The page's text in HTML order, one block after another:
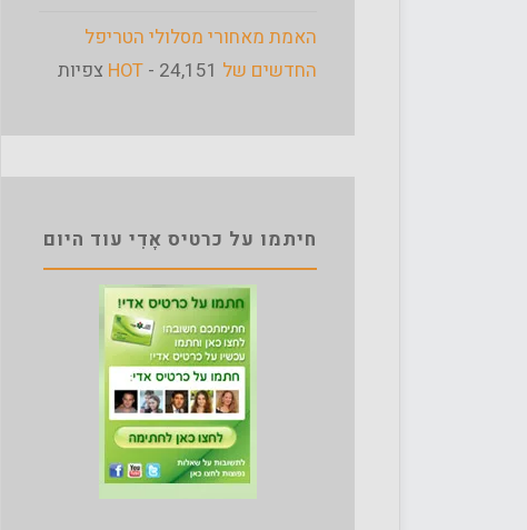
האמת מאחורי מסלולי הטריפל
החדשים של HOT - 24,151 צפיות
חיתמו על כרטיס אָדִי עוד היום